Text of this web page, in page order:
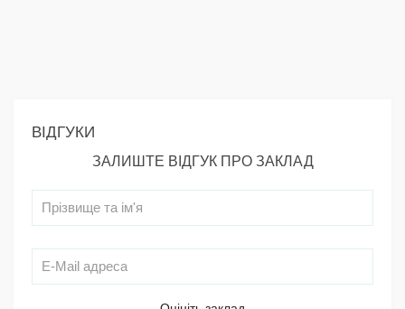
ВІДГУКИ
ЗАЛИШТЕ ВІДГУК ПРО ЗАКЛАД